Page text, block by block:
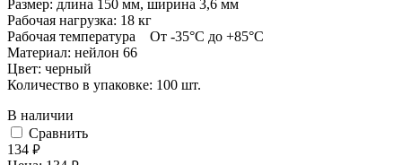
Размер: длина 150 мм, ширина 3,6 мм
Рабочая нагрузка: 18 кг
Рабочая температура От -35°С до +85°С
Материал: нейлон 66
Цвет: черный
Количество в упаковке: 100 шт.
В наличии
Cравнить
134 руб.